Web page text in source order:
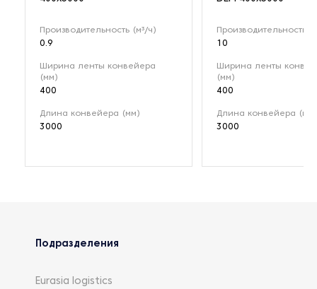
Производительность (м³/ч)
0.9
Ширина ленты конвейера
(мм)
400
Длина конвейера (мм)
3000
Производительность
10
Ширина ленты
(мм)
400
Длина конвейера (мм)
3000
Подразделения
Eurasia logistics